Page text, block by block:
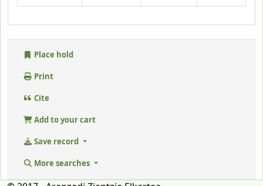
Place hold
Print
Cite
Add to your cart
Save record
More searches